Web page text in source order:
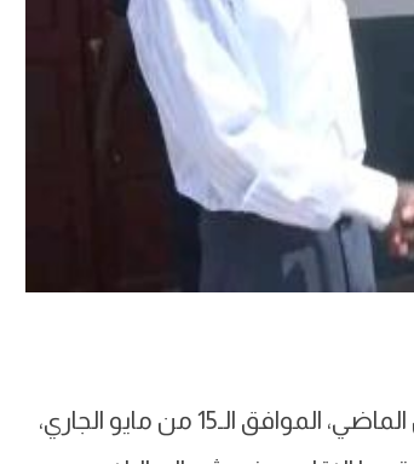
أشاد وزير الصحة، الدكتور/ أحمد روبله عبد الله، يوم الاثنين الماضي، الموافق الـ15 من مايو الجاري،